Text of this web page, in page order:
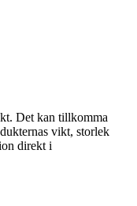
Det kan tillkomma
vikt, storlek
direkt i